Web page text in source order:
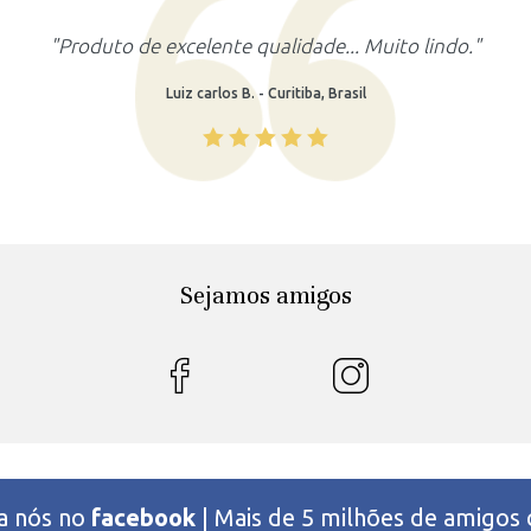
"Produto lindo, atendeu as minhas expectativas."
Rafaela M. - Recife, Brasil
Sejamos amigos
nós no facebook | Mais de 5 milhões de amigos